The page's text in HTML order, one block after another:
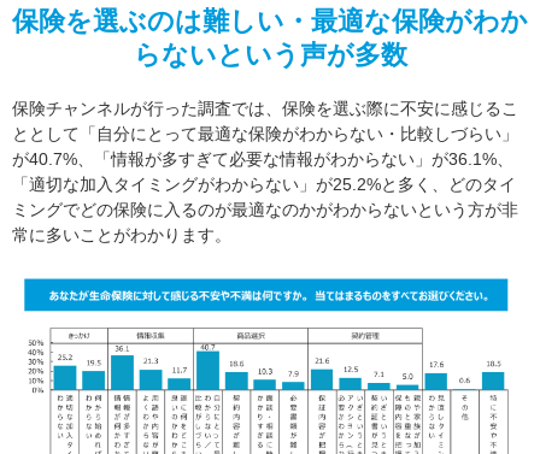
保険を選ぶのは難しい・最適な保険がわか
らないという声が多数
保険チャンネルが行った調査では、保険を選ぶ際に不安に感じるこ
ととして「自分にとって最適な保険がわからない・比較しづらい」
が40.7%、「情報が多すぎて必要な情報がわからない」が36.1%、
「適切な加入タイミングがわからない」が25.2%と多く、どのタイ
ミングでどの保険に入るのが最適なのかがわからないという方が非
常に多いことがわかります。